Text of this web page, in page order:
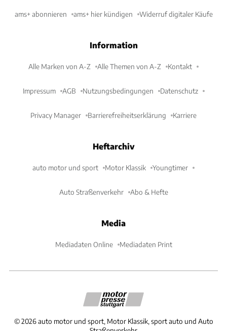
ams+ abonnieren ams+ hier kündigen Widerruf digitaler Käufe
Information
Alle Marken von A-Z Alle Themen von A-Z Kontakt
Impressum AGB Nutzungsbedingungen Datenschutz
Privacy Manager Barrierefreiheitserklärung Karriere
Heftarchiv
auto motor und sport Motor Klassik Youngtimer
Auto Straßenverkehr Abo & Hefte
Media
Mediadaten Online Mediadaten Print
©2026 auto motor und sport, Motor Klassik, sport auto und Auto